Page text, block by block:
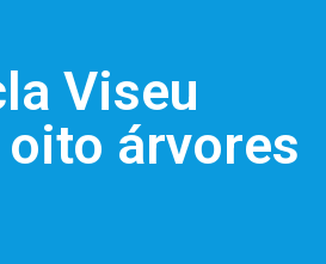
Viseu
árvores